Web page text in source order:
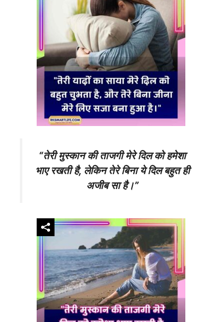
“तेरी मुस्कान की ताजगी मेरे दिल को हमेशा
भाए रखती है, लेकिन तेरे बिना ये दिल बहुत ही
अजीब सा है।”